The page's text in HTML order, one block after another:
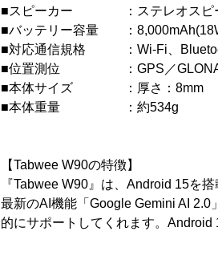
■スピーカー ：ステレオスピ
■バッテリー容量 ：
■対応通信規格 ：Wi-Fi、
■位置測位 ：GPS／
■本体サイズ ：厚さ：8mm
■本体重量 ：約534g
【Tabwee W90の特徴】
『Tabwee W90』は、Android 15を
最新のAI機能「Google Gemini AI
的にサポートしてくれます。Android